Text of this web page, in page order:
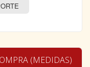
(MEDIDAS)